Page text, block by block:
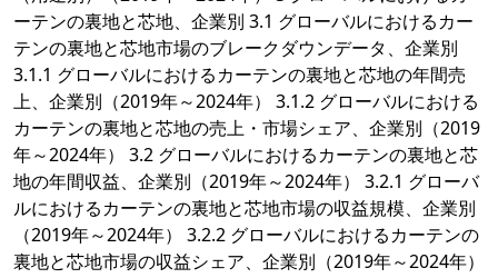
ーテンの裏地と芯地、企業別 3.1 グローバルにおけるカー
テンの裏地と芯地市場のブレークダウンデータ、企業別
3.1.1 グローバルにおけるカーテンの裏地と芯地の年間売
上、企業別（2019年～2024年） 3.1.2 グローバルにおける
カーテンの裏地と芯地の売上・市場シェア、企業別（2019
年～2024年） 3.2 グローバルにおけるカーテンの裏地と芯
地の年間収益、企業別（2019年～2024年） 3.2.1 グローバ
ルにおけるカーテンの裏地と芯地市場の収益規模、企業別
（2019年～2024年） 3.2.2 グローバルにおけるカーテンの
裏地と芯地市場の収益シェア、企業別（2019年～2024年）